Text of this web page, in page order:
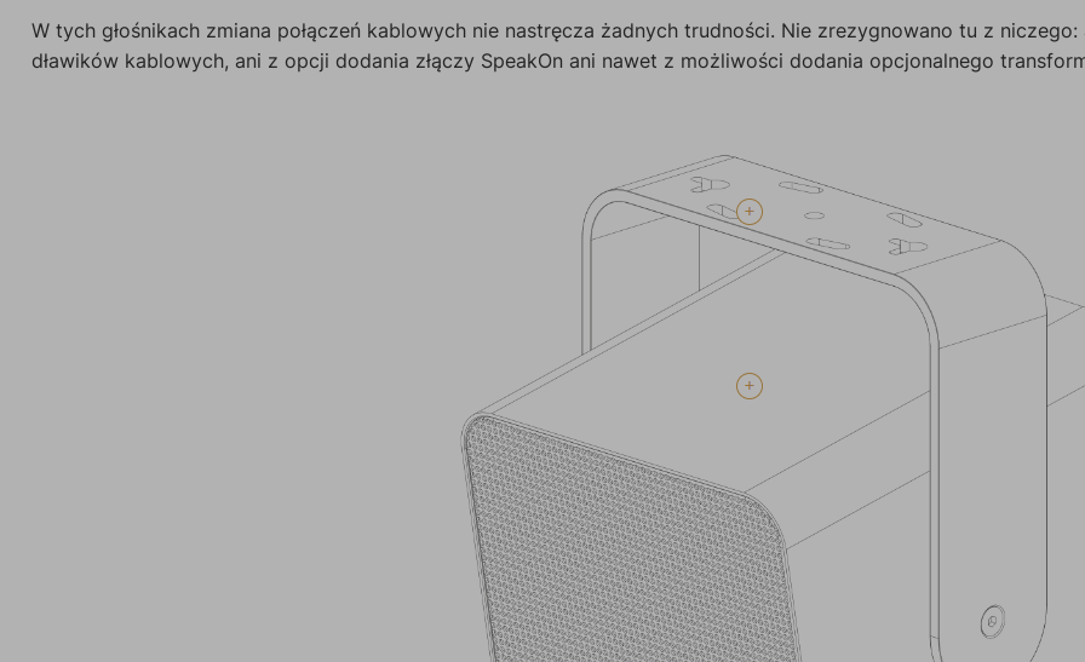
W tych głośnikach zmiana połączeń kablowych nie nastręcza żadnych trudności. Nie zrezygnowano tu z
dławików kablowych, ani z opcji dodania złączy SpeakOn ani nawet z możliwości dodania opcjonalnego